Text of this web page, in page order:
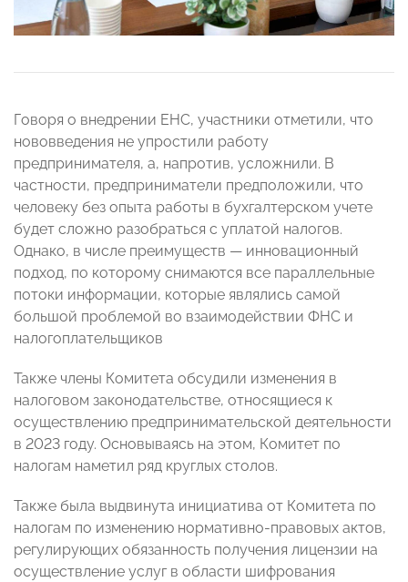
Говоря о внедрении ЕНС, участники отметили, что
нововведения не упростили работу
предпринимателя, а, напротив, усложнили. В
частности, предприниматели предположили, что
человеку без опыта работы в бухгалтерском учете
будет сложно разобраться с уплатой налогов.
Однако, в числе преимуществ — инновационный
подход, по которому снимаются все параллельные
потоки информации, которые являлись самой
большой проблемой во взаимодействии ФНС и
налогоплательщиков
Также члены Комитета обсудили изменения в
налоговом законодательстве, относящиеся к
осуществлению предпринимательской деятельности
в 2023 году. Основываясь на этом, Комитет по
налогам наметил ряд круглых столов.
Также была выдвинута инициатива от Комитета по
налогам по изменению нормативно-правовых актов,
регулирующих обязанность получения лицензии на
осуществление услуг в области шифрования